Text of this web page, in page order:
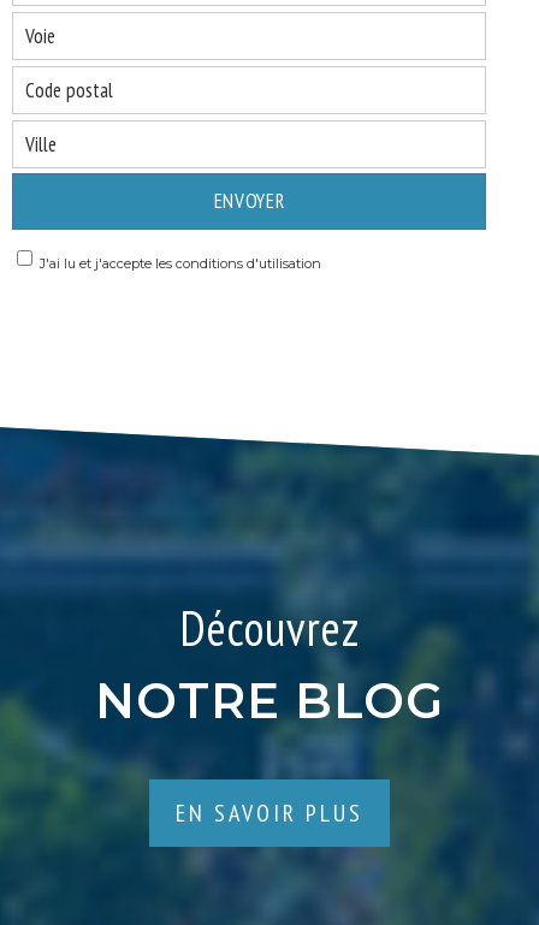
ENVOYER
J'ai lu et j'accepte les conditions d'utilisation
Découvrez
NOTRE BLOG
EN SAVOIR PLUS